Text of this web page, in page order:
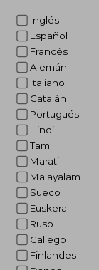
Inglés
Español
Francés
Alemán
Italiano
Catalán
Portugués
Hindi
Tamil
Marati
Malayalam
Sueco
Euskera
Ruso
Gallego
Finlandes